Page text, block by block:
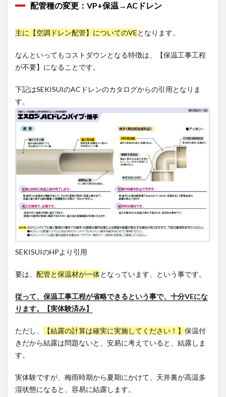
配管種の変更：VP+保温→ACドレン
主に【空調ドレン配管】についてのVEとなります。
なんといってもコストダウンとなる特徴は、【保温工事工程
が不要】になることです。
下記はSEKISUIのACドレンのカタログからの引用となりま
す。
SEKISUIのHPより引用
要は、 配管と保温材が一体となっています、という事です。
従って、保温工事工程が省略できるという事で、十分VEにな
ります。【実体験済み】
ただし、 【結露の計算は確実に実施してください！】 保温付
きだから結露は問題ないと、安易に考えていると、結露しま
す。
実体験ですが、梅雨時期から夏期にかけて、天井裏が高温多
湿状態になると、容易に結露します。